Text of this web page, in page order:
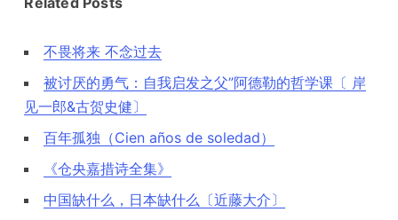
不畏将来 不念过去
被讨厌的勇气：自我启发之父”阿德勒的哲学课〔 岸
见一郎&古贺史健〕
百年孤独（Cien años de soledad）
《仓央嘉措诗全集》
中国缺什么，日本缺什么〔近藤大介〕